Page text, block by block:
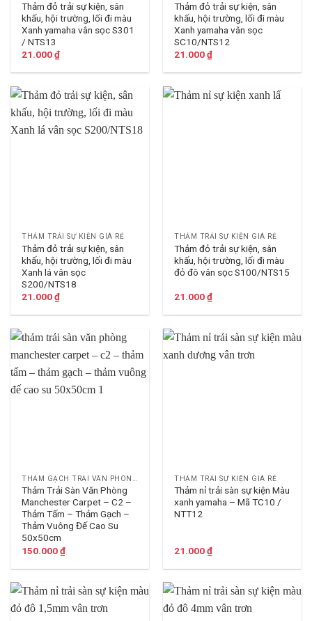
Thảm đỏ trải sự kiện, sân
khấu, hội trường, lối đi màu
Xanh yamaha vân sọc S301
/ NTS13
21.000₫
Thảm đỏ trải sự kiện, sân
khấu, hội trường, lối đi màu
Xanh yamaha vân sọc
SC10/NTS12
21.000₫
THẢM TRẢI SỰ KIỆN GIÁ RẺ
Thảm đỏ trải sự kiện, sân
khấu, hội trường, lối đi màu
Xanh lá vân sọc
S200/NTS18
21.000₫
THẢM TRẢI SỰ KIỆN GIÁ RẺ
Thảm đỏ trải sự kiện, sân
khấu, hội trường, lối đi màu
đỏ đô vân sọc S100/NTS15
21.000₫
Thảm Trải Sàn Văn Phòng
Manchester Carpet – C2 –
Thảm Tấm – Thảm Gạch –
Thảm Vuông Đế Cao Su
50x50cm
150.000₫
THẢM TRẢI SỰ KIỆN GIÁ RẺ
Thảm nỉ trải sàn sự kiện Màu
xanh yamaha – Mã TC10 /
NTT12
21.000₫